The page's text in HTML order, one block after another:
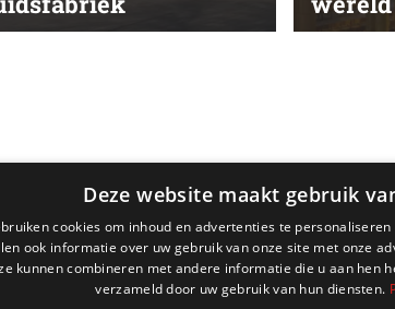
Deze website maakt gebruik
cookies om inhoud en advertenties te
ook informatie over uw gebruik van onze site met onze
kunnen combineren met andere informatie die u aan hen
verzameld door uw gebruik van hun diensten.